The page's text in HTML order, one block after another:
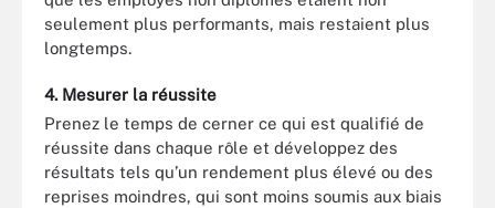
seulement plus performants, mais restaient plus
longtemps.
4. Mesurer la réussite
Prenez le temps de cerner ce qui est qualifié de
réussite dans chaque rôle et développez des
résultats tels qu’un rendement plus élevé ou des
reprises moindres, qui sont moins soumis aux biais